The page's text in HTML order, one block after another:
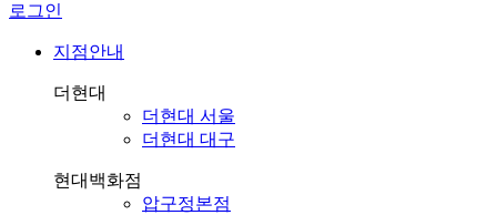
로그인
지점안내
더현대
더현대 서울
더현대 대구
현대백화점
압구정본점